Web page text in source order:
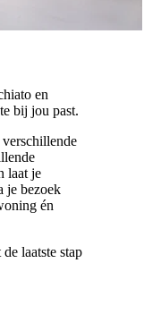
en
bij jou past.
laat je
je bezoek
én
laatste stap